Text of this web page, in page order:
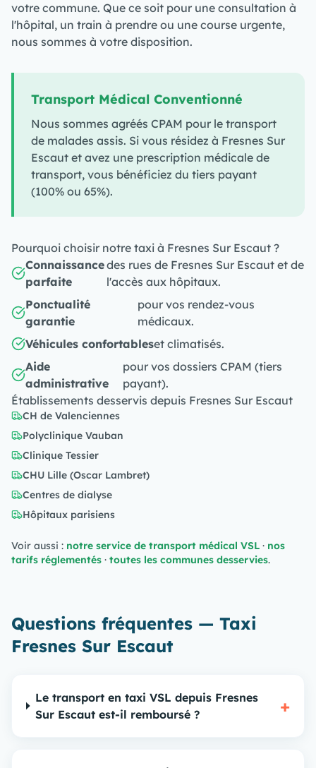
votre commune. Que ce soit pour une consultation à
l'hôpital, un train à prendre ou une course urgente,
nous sommes à votre disposition.
Transport Médical Conventionné
Nous sommes agréés CPAM pour le transport
de malades assis. Si vous résidez à Fresnes Sur
Escaut et avez une prescription médicale de
transport, vous bénéficiez du tiers payant
(100% ou 65%).
Pourquoi choisir notre taxi à Fresnes Sur Escaut ?
Connaissance
parfaite
des rues de Fresnes Sur Escaut et de
l'accès aux hôpitaux.
Ponctualité
garantie
pour vos rendez-vous
médicaux.
Véhicules confortableset climatisés.
Aide
administrative
pour vos dossiers CPAM (tiers
payant).
Établissements desservis depuis Fresnes Sur Escaut
CH de Valenciennes
Polyclinique Vauban
Clinique Tessier
CHU Lille (Oscar Lambret)
Centres de dialyse
Hôpitaux parisiens
Voir aussi : notre service de transport médical VSL · nos
tarifs réglementés · toutes les communes desservies.
Questions fréquentes — Taxi
Fresnes Sur Escaut
Le transport en taxi VSL depuis Fresnes
Sur Escaut est-il remboursé ?
+